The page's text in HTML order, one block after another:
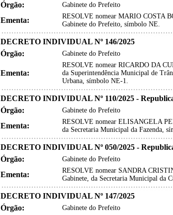
Órgão:
Gabinete do Prefeito
Ementa:
RESOLVE nomear MARIO COSTA
Gabinete do Prefeito, símbolo NE.
DECRETO INDIVIDUAL Nº 146/2025
Órgão:
Gabinete do Prefeito
Ementa:
RESOLVE nomear RICARDO DA
da Superintendência Municipal de
Urbana, símbolo NE-1.
DECRETO INDIVIDUAL Nº 110/2025 -
Órgão:
Gabinete do Prefeito
Ementa:
RESOLVE nomear ELISANGELA
da Secretaria Municipal da Fazenda,
DECRETO INDIVIDUAL Nº 050/2025 -
Órgão:
Gabinete do Prefeito
Ementa:
RESOLVE nomear SANDRA
Gabinete, da Secretaria Municipal da
DECRETO INDIVIDUAL Nº 147/2025
Órgão:
Gabinete do Prefeito